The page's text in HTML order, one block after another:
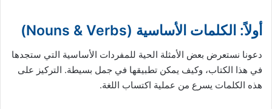
أولاً: الكلمات الأساسية (Nouns & Verbs)
دعونا نستعرض بعض الأمثلة الحية للمفردات الأساسية التي ستجدها
في هذا الكتاب، وكيف يمكن تطبيقها في جمل بسيطة. التركيز على
هذه الكلمات يسرع من عملية اكتساب اللغة.